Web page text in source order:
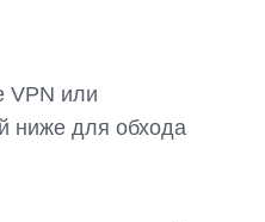
VPN или
ниже для обхода